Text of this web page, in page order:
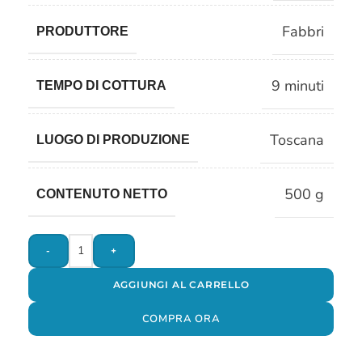
PRODUTTORE Fabbri
TEMPO DI COTTURA 9 minuti
LUOGO DI PRODUZIONE Toscana
CONTENUTO NETTO 500 g
- +
AGGIUNGI AL CARRELLO
COMPRA ORA